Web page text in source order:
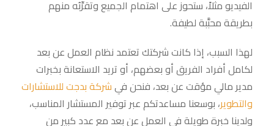
الفيديو مثلاً، ستحوز على اهتمام الجميع وتقرِّبُه منهم
بطريقة محبَّبة لطيفة.
لهذا السبب، إذا كانت شركتك تعتمد نظام العمل عن بعد
لكامل أفراد الفريق أو بعضهم، أو تريد الاستعانة بخبرات
مدير مالي مؤقت عن بعد، فنحن فيشركة بدجت للاستشارات
والتطوير، بوسعنا مساعدتكم عبر توفير المستشار المناسب،
ولدينا خبرة طويلة في العمل عن بعد مع عدد كبير من